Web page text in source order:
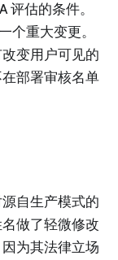
评估的条件。
个重大变更。
变用户可见的
部署审核名单
自生产模式的
做了轻微修改
为其法律立场